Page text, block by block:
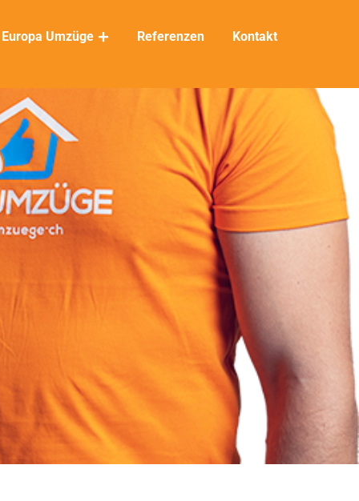
Europa Umzüge Referenzen Kontakt